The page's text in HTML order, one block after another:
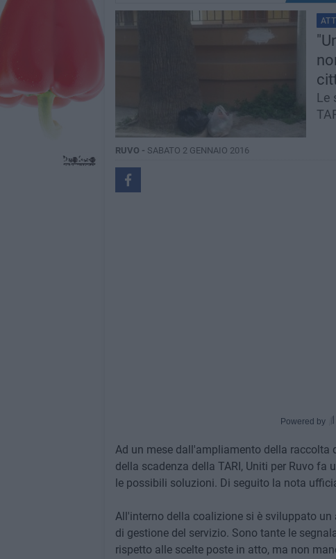
Le
RUVO - SABATO 2 GENNAIO 2016
Powered by
Ad un mese dall'ampliamento della
della scadenza della TARI, Uniti per Ruvo
le possibili soluzioni. Di seguito la nota
All'interno della coalizione si è sviluppato
di gestione del servizio. Sono tante le
rispetto alle scelte poste in atto, ma non